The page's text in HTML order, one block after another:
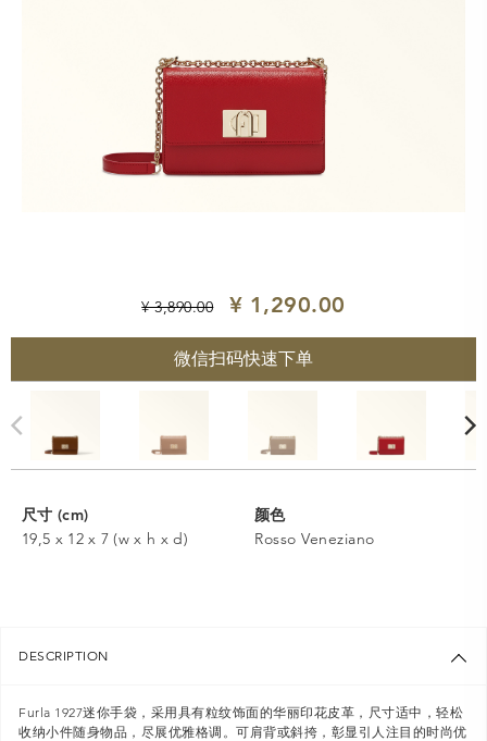
¥ 3,890.00 ¥ 1,290.00
微信扫码快速下单
尺寸 (cm)
19,5 x 12 x 7 (w x h x d)
颜色
Rosso Veneziano
DESCRIPTION
Furla 1927迷你手袋，采用具有粒纹饰面的华丽印花皮革，尺寸适中，轻松
收纳小件随身物品，尽展优雅格调。可肩背或斜挎，彰显引人注目的时尚优